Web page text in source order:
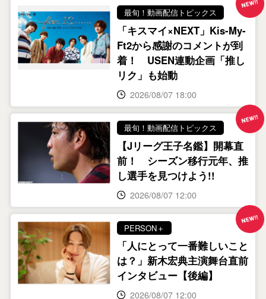
最旬！動画配信トピックス
「キスマイ×NEXT」Kis-My-
Ft2から感謝のコメントが到
着！ USEN連動企画「推し
リク」も始動
2026/08/07 18:00
最旬！動画配信トピックス
【Jリーグ王子名鑑】開幕直
前！ シーズン移行元年、推
し選手を見つけよう!!
2026/08/07 12:00
PERSON＋
「人にとって一番難しいこと
は？」新木宏典主演舞台直前
インタビュー【後編】
2026/08/07 12:00